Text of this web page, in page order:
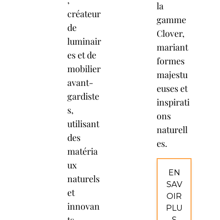
créateur
de
luminair
es et de
mobilier
avant-
gardiste
s,
utilisant
des
matéria
ux
naturels
et
innovan
la
gamme
Clover,
mariant
formes
majestu
euses et
inspirati
ons
naturell
es.
EN
SAV
OIR
PLU